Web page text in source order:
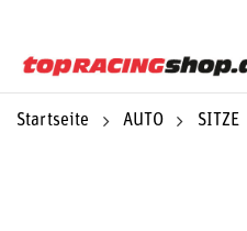
Startseite AUTO SITZE